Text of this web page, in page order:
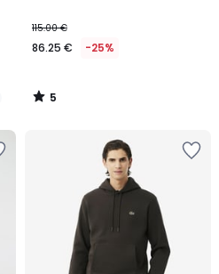
115.00 €
86.25 € -25%
5
/